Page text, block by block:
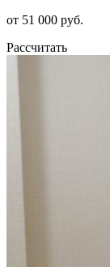
от 51 000 руб.
Рассчитать